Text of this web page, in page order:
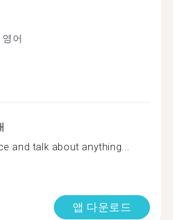
영어
and talk about anything...
앱 다운로드